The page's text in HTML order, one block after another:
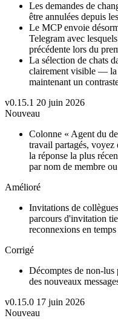
Les demandes de
être annulées depuis
Le MCP envoie
Telegram avec
précédente lors du
La sélection de chats
clairement visible — la
maintenant un
v0.15.1 20 juin 2026
Nouveau
Colonne « Agent du
travail partagés,
la réponse la plus
par nom de membre
Amélioré
Invitations de
parcours d'invitation
reconnexions en temps
Corrigé
Décomptes de non-lus
des nouveaux
v0.15.0 17 juin 2026
Nouveau